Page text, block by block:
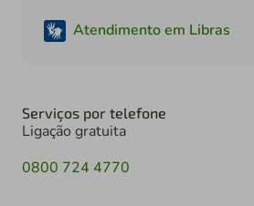
Atendimento em Libras
Serviços por telefone
Ligação gratuita
0800 724 4770